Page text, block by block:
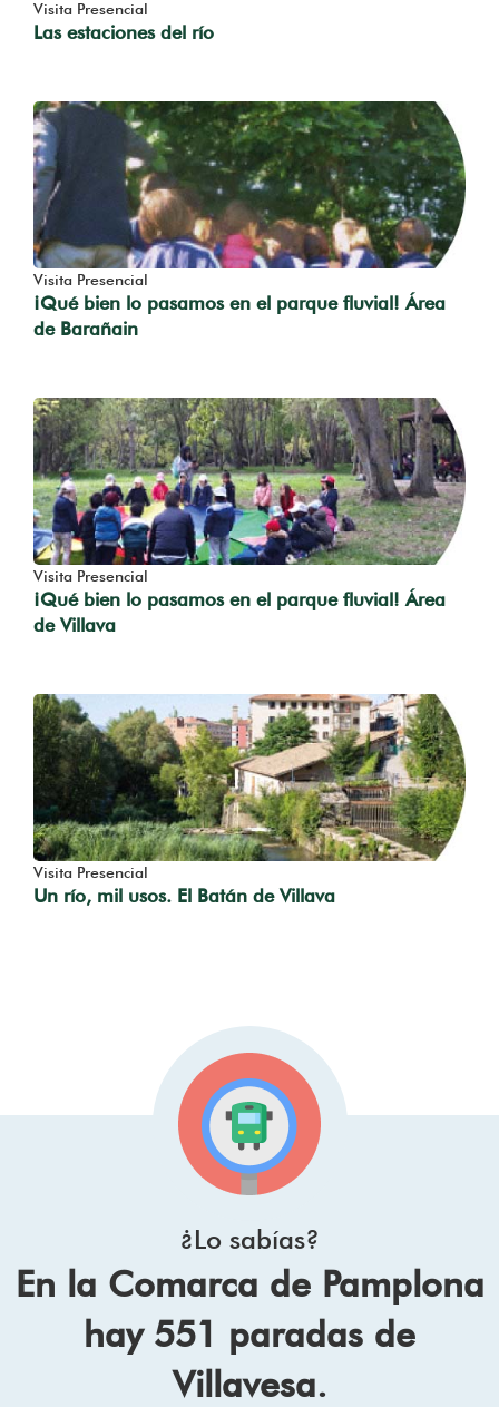
Visita Presencial
Las estaciones del río
Visita Presencial
¡Qué bien lo pasamos en el parque fluvial! Área
de Barañain
Visita Presencial
¡Qué bien lo pasamos en el parque fluvial! Área
de Villava
Visita Presencial
Un río, mil usos. El Batán de Villava
¿Lo sabías?
En la Comarca de Pamplona
hay 551 paradas de
Villavesa.